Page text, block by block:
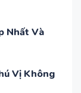
Nhất Và
Vị Không